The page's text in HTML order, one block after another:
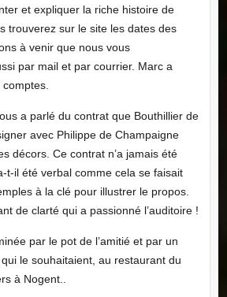
et expliquer la riche histoire de
trouverez sur le site les dates des
à venir que nous vous
par mail et par courrier. Marc a
a parlé du contrat que Bouthillier de
avec Philippe de Champaigne
décors. Ce contrat n’a jamais été
t-il été verbal comme cela se faisait
à la clé pour illustrer le propos.
de clarté qui a passionné l’auditoire !
par le pot de l’amitié et par un
le souhaitaient, au restaurant du
à Nogent..